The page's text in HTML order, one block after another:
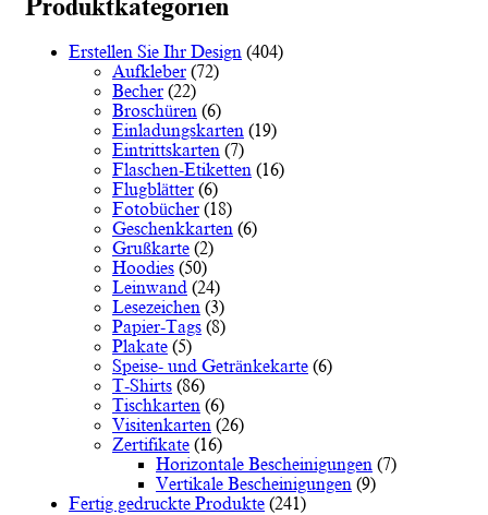
auf.
Die
Optionen
können
auf
der
Produktseite
gewählt
werden
Produktkategorien
Erstellen Sie Ihr Design (404)
Aufkleber (72)
Becher (22)
Broschüren (6)
Einladungskarten (19)
Eintrittskarten (7)
Flaschen-Etiketten (16)
Flugblätter (6)
Fotobücher (18)
Geschenkkarten (6)
Grußkarte (2)
Hoodies (50)
Leinwand (24)
Lesezeichen (3)
Papier-Tags (8)
Plakate (5)
Speise- und Getränkekarte (6)
T-Shirts (86)
Tischkarten (6)
Visitenkarten (26)
Zertifikate (16)
Horizontale Bescheinigungen (7)
Vertikale Bescheinigungen (9)
Fertig gedruckte Produkte (241)